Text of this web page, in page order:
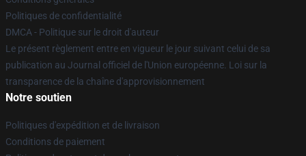
Politiques de confidentialité
DMCA - Politique sur le droit d'auteur
Le présent règlement entre en vigueur le jour suivant celui de sa
publication au Journal officiel de l'Union européenne. Loi sur la
transparence de la chaîne d'approvisionnement
Notre soutien
Politiques d'expédition et de livraison
Conditions de paiement